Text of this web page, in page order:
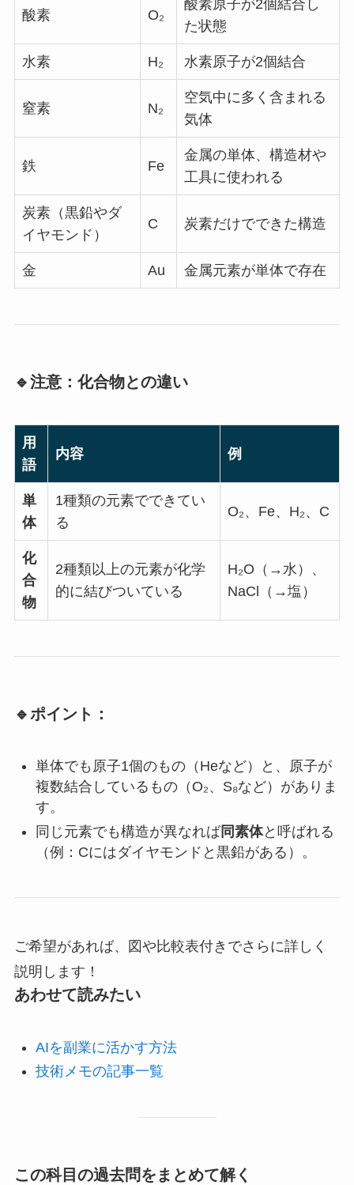
酸素 O₂
酸素原子が2個結合し
た状態
水素 H₂ 水素原子が2個結合
窒素 N₂
空気中に多く含まれる
気体
鉄 Fe
金属の単体、構造材や
工具に使われる
炭素（黒鉛やダ
イヤモンド）
C 炭素だけでできた構造
金 Au 金属元素が単体で存在
🔹注意：化合物との違い
用
語
内容 例
単
体
1種類の元素でできてい
る
O₂、Fe、H₂、C
化
合
物
2種類以上の元素が化学
的に結びついている
H₂O（→水）、
NaCl（→塩）
🔹ポイント：
単体でも原子1個のもの（Heなど）と、原子が
複数結合しているもの（O₂、S₈など）がありま
す。
同じ元素でも構造が異なれば同素体と呼ばれる
（例：Cにはダイヤモンドと黒鉛がある）。
ご希望があれば、図や比較表付きでさらに詳しく
説明します！
あわせて読みたい
AIを副業に活かす方法
技術メモの記事一覧
この科目の過去問をまとめて解く